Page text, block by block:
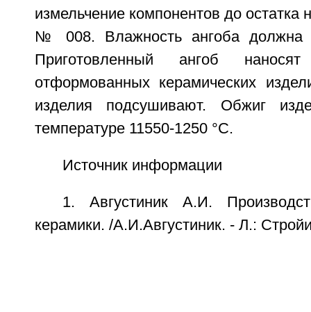
измельчение компонентов до остатка
№ 008. Влажность ангоба должна
Приготовленный ангоб
отформованных керамических
изделия подсушивают. Обжиг
температуре 11550-1250 °С.
Источник информации
1. Августиник А.И.
керамики. /А.И.Августиник. - Л.: